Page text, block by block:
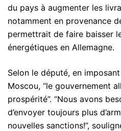
du pays à augmenter les
notamment en provenance
permettrait de faire baisser
énergétiques en Allemagne.
Selon le député, en
Moscou, “le gouvernement
prospérité”. “Nous avons
d’envoyer toujours plus
nouvelles sanctions!”,